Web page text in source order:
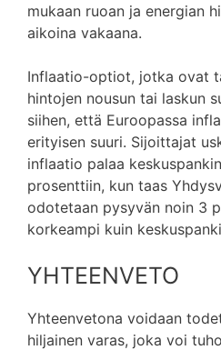
mukaan ruoan ja energian
aikoina vakaana.
Inflaatio-optiot, jotka ovat
hintojen nousun tai laskun
siihen, että Euroopassa
erityisen suuri. Sijoittajat
inflaatio palaa
prosenttiin, kun taas
odotetaan pysyvän noin 3
korkeampi kuin
YHTEENVETO
Yhteenvetona voidaan
hiljainen varas, joka voi